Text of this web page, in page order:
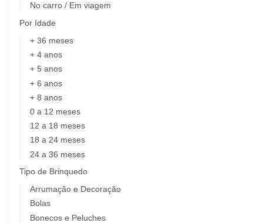
No carro / Em viagem
Por Idade
+ 36 meses
+ 4 anos
+ 5 anos
+ 6 anos
+ 8 anos
0 a 12 meses
12 a 18 meses
18 a 24 meses
24 a 36 meses
Tipo de Brinquedo
Arrumação e Decoração
Bolas
Bonecos e Peluches